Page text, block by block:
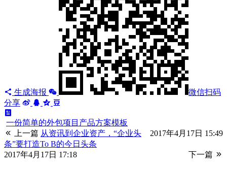
生成海报
微信扫码
分享
一份简单的外包项目产品方案模板
上一篇
2017年4月17日 15:49
从资讯到企业资产，“企业头
条”要打造To B的今日头条
下一篇
2017年4月17日 17:18